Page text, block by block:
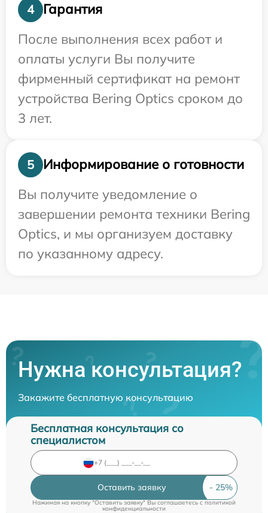
4
Гарантия
После выполнения всех работ и
оплаты услуги Вы получите
фирменный сертификат на ремонт
устройства Bering Optics сроком до
3 лет.
5
Информирование о готовности
Вы получите уведомление о
завершении ремонта техники Bering
Optics, и мы организуем доставку
по указанному адресу.
Нужна консультация?
Закажите бесплатную консультацию
Бесплатная консультация со
специалистом
Оставить заявку
Нажимая на кнопку "Оставить заявку" Вы соглашаетесь cполитикой
конфиденциальности